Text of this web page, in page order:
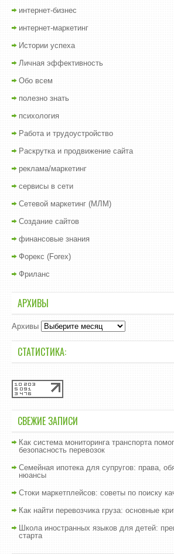
интернет-бизнес
интернет-маркетинг
Истории успеха
Личная эффективность
Обо всем
полезно знать
психология
Работа и трудоустройство
Раскрутка и продвижение сайта
реклама/маркетинг
сервисы в сети
Сетевой маркетинг (МЛМ)
Создание сайтов
финансовые знания
Форекс (Forex)
Фриланс
АРХИВЫ
Архивы
СТАТИСТИКА:
СВЕЖИЕ ЗАПИСИ
Как система мониторинга транспорта
безопасность перевозок
Семейная ипотека для супругов: права,
нюансы
Стоки маркетплейсов: советы по поиску
Как найти перевозчика груза: основные
Школа иностранных языков для детей:
старта